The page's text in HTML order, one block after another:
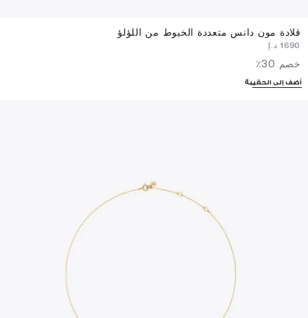
قلادة مون دانس متعددة الخيوط من اللؤلؤ
خصم 30٪
أضف إلى الحقيبة